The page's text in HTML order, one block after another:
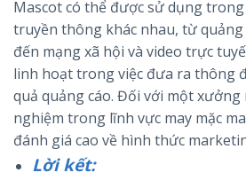
Mascot có thể được sử dụng
truyền thông khác nhau, từ
đến mạng xã hội và video trực
linh hoạt trong việc đưa ra thông
quả quảng cáo. Đối với một xưởng
nghiệm trong lĩnh vực may mặc
đánh giá cao về hình thức
Lời kết: